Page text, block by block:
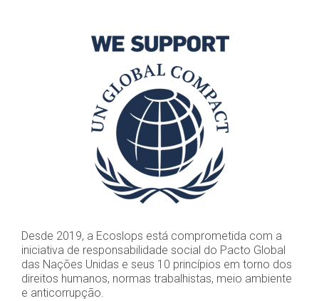
Desde 2019, a Ecoslops está comprometida com a
iniciativa de responsabilidade social do Pacto Global
das Nações Unidas e seus 10 princípios em torno dos
direitos humanos, normas trabalhistas, meio ambiente
e anticorrupção.